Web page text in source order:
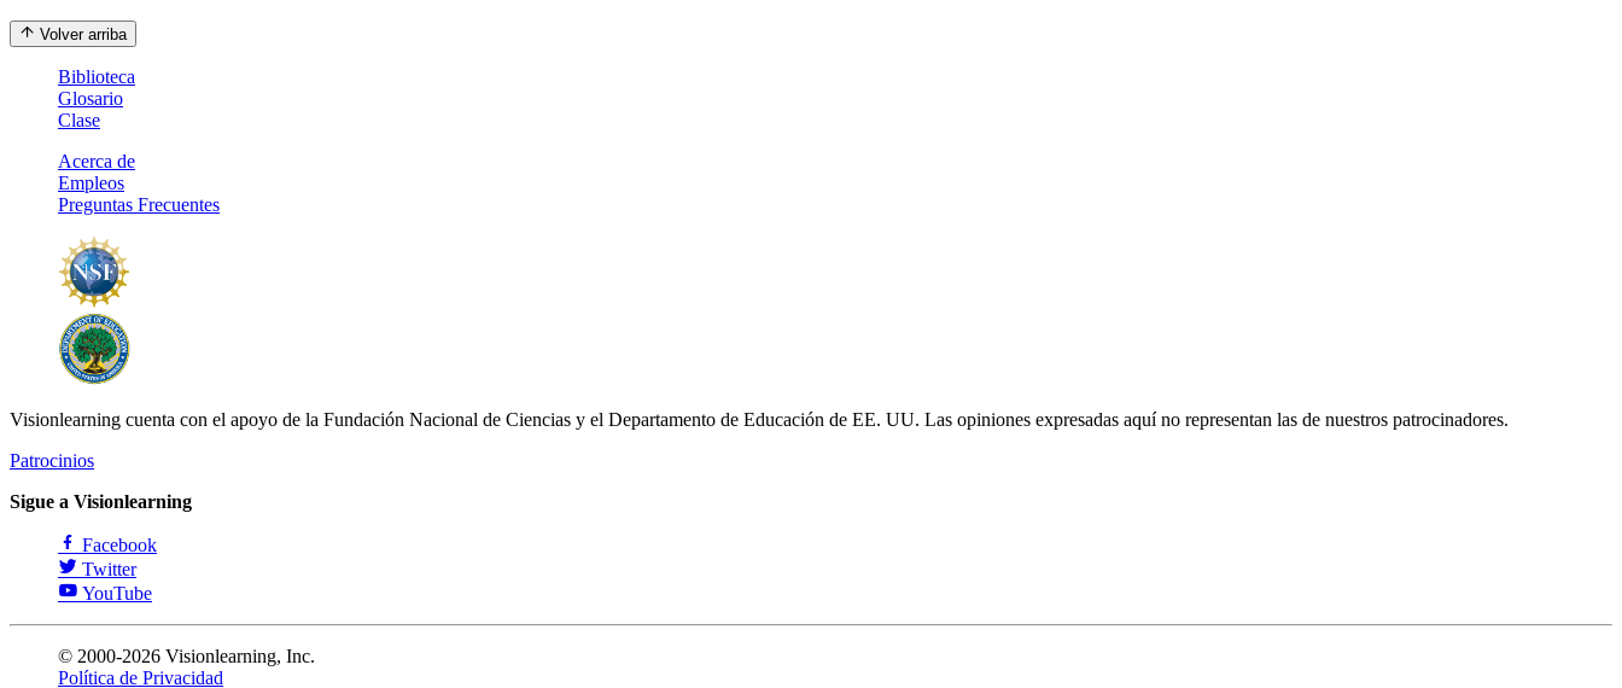
Volver arriba
Biblioteca
Glosario
Clase
Acerca de
Empleos
Preguntas Frecuentes
Visionlearning cuenta con el apoyo de la Fundación Nacional de Ciencias y el Departamento de Educación de EE. UU. Las opiniones expresadas aquí no representan las de nuestros patrocinadores.
Patrocinios
Sigue a Visionlearning
Facebook
Twitter
YouTube
© 2000-2026 Visionlearning, Inc.
Política de Privacidad